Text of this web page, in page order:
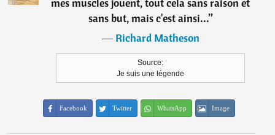
mes muscles jouent, tout cela sans raison et
sans but, mais c'est ainsi...”
―Richard Matheson
Source:
Je suis une légende
Facebook Twitter WhatsApp Image